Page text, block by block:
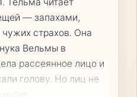
Тельма читает
— запахами,
страхов. Она
Вельмы в
рассеянное лицо и
голову. Но лиц не